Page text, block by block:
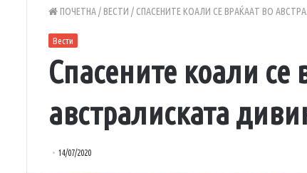
ПОЧЕТНА/ ВЕСТИ / СПАСЕНИТЕ КОАЛИ СЕ ВРАЌААТ ВО
Вести
Спасените коали се
австралиската
14/07/2020